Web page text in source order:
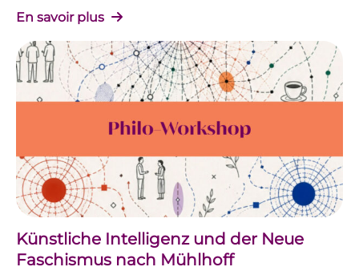
En savoir plus
Künstliche Intelligenz und der Neue
Faschismus nach Mühlhoff